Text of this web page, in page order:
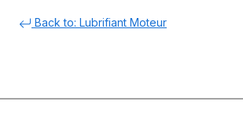
Back to: Lubrifiant Moteur